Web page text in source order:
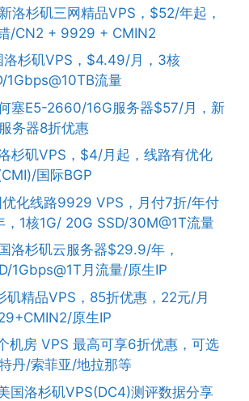
洛杉矶三网精品VPS，$52/年起，
/CN2 + 9929 + CMIN2
洛杉矶VPS，$4.49/月，3核
1Gbps@10TB流量
塞E5-2660/16G服务器$57/月，新
务器8折优惠
杉矶VPS，$4/月起，线路有优化
国际BGP
化线路9929 VPS，月付7折/年付
1核1G/ 20G SSD/30M@1T流量
洛杉矶云服务器$29.9/年，
1Gbps@1T月流量/原生IP
矶精品VPS，85折优惠，22元/月
原生IP
机房 VPS 最高可享6折优惠，可选
丹/索菲亚/地拉那等
国洛杉矶VPS(DC4)测评数据分享